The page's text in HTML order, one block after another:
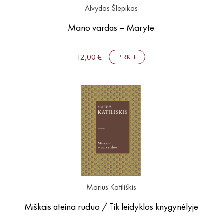
Alvydas Šlepikas
Mano vardas – Marytė
12,00 € PIRKTI
Marius Katiliškis
Miškais ateina ruduo / Tik leidyklos knygynėlyje